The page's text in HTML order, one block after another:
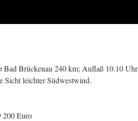
Bad Brückenau 240 km; Auflaß 10.10 Uhr
Sicht leichter Südwestwind.
200 Euro